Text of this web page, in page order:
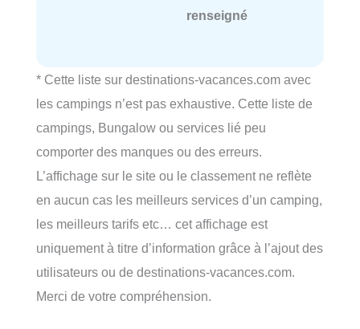
renseigné
* Cette liste sur destinations-vacances.com avec
les campings n’est pas exhaustive. Cette liste de
campings, Bungalow ou services lié peu
comporter des manques ou des erreurs.
L’affichage sur le site ou le classement ne reflète
en aucun cas les meilleurs services d’un camping,
les meilleurs tarifs etc… cet affichage est
uniquement à titre d’information grâce à l’ajout des
utilisateurs ou de destinations-vacances.com.
Merci de votre compréhension.